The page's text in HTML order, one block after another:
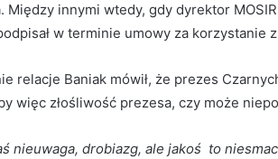
Między innymi wtedy, gdy dyrektor
w terminie umowy za korzystanie
relacje Baniak mówił, że prezes
więc złośliwość prezesa, czy może
nieuwaga, drobiazg, ale jakoś to